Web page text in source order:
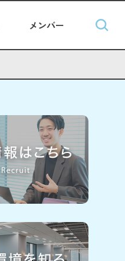
メンバー